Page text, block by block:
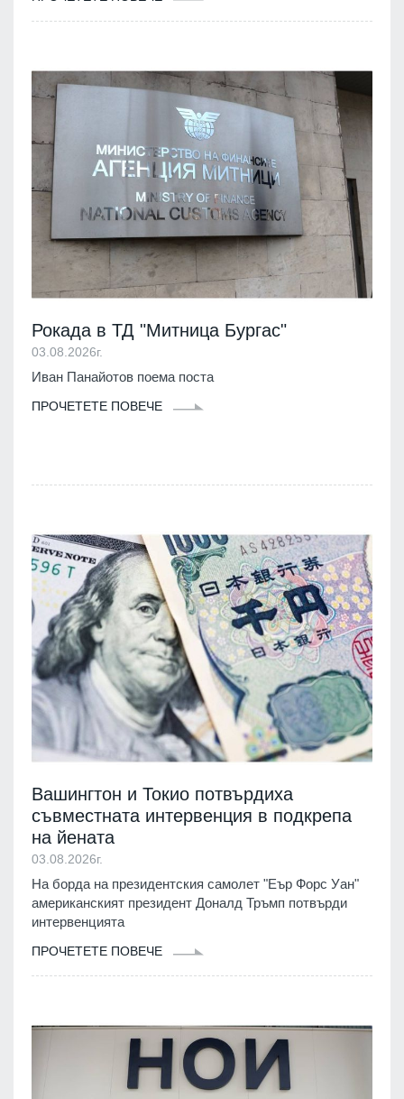
Рокада в ТД "Митница Бургас"
03.08.2026г.
Иван Панайотов поема поста
ПРОЧЕТЕТЕ ПОВЕЧЕ
Вашингтон и Токио потвърдиха
съвместната интервенция в подкрепа
на йената
03.08.2026г.
На борда на президентския самолет "Еър Форс Уан"
американският президент Доналд Тръмп потвърди
интервенцията
ПРОЧЕТЕТЕ ПОВЕЧЕ